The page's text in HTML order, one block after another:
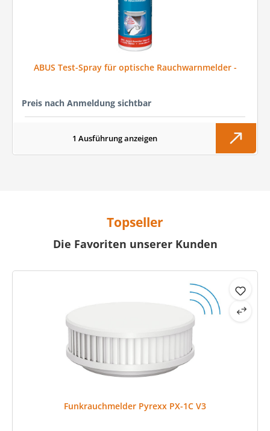
ABUS Test-Spray für optische Rauch­warn­mel­der -
Preis nach Anmeldung sichtbar
1 Ausführung anzeigen
Topseller
Die Favoriten unserer Kunden
Funkrauchmelder Pyrexx PX-1C V3